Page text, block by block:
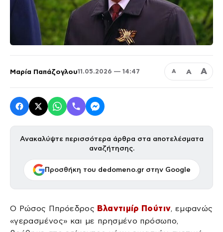
Μαρία Παπάζογλου11.05.2026 — 14:47 Α Α Α
Ανακαλύψτε περισσότερα άρθρα στα αποτελέσματα
αναζήτησης.
Προσθήκη του dedomeno.gr στην Google
Ο Ρώσος Ππρόεδρος Βλαντιμίρ Πούτιν, εμφανώς
«γερασμένος» και με πρησμένο πρόσωπο,